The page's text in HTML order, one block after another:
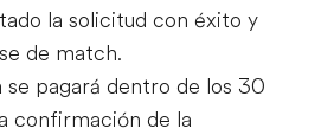
la solicitud con éxito y
de match.
se pagará dentro de los 30
confirmación de la